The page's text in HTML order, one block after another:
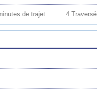
de trajet 4